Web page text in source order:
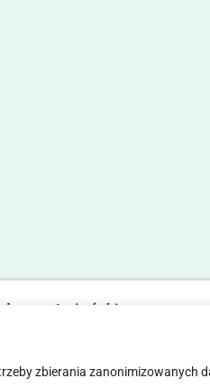
zbierania zanonimizowanych
Lużyńskiego